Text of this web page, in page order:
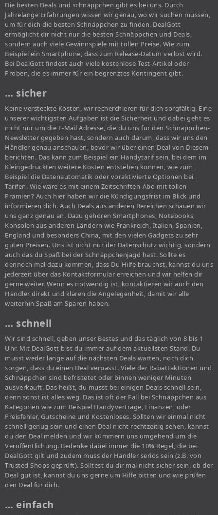
Die besten Deals und schnäppchen gibt es bei uns. Durch
Jahrelange Erfahrungen wissen wir genau, wo wir suchen müssen,
um für dich die besten Schnäppchen zu finden. DealGott
ermöglicht dir nicht nur die besten Schnäppchen und Deals,
sondern auch viele Gewinnspiele mit tollen Preise. Wie zum
Beispiel ein Smartphone, dass zum Release-Datum verlost wird.
Bei DealGott findest auch viele kostenlose Test-Artikel oder
Proben, die es immer für ein begrenztes Kontingent gibt.
… sicher
Keine versteckte Kosten, wir recherchieren für dich sorgfältig. Eine
unserer wichtigsten Aufgaben ist die Sicherheit und dabei geht es
nicht nur um die E-Mail Adresse, die du uns für den Schnäppchen-
Newsletter gegeben hast, sondern auch darum, dass wir uns den
Händler genau anschauen, bevor wir über einen Deal von Diesem
berichten. Das kann zum Beispiel ein Handytarif sein, bei dem im
Kleingedruckten weitere Kosten entstehen können, wie zum
Beispiel die Datenautomatik oder voraktivierte Optionen bei
Tarifen. Wie wäre es mit einem Zeitschriften-Abo mit tollen
Prämien? Auch hier haben wir die Kündigungsfrist im Blick und
informieren dich. Auch Deals aus anderen Bereichen schauen wir
uns ganz genau an. Dazu gehören Smartphones, Notebooks,
Konsolen aus anderen Ländern wie Frankreich, Italien, Spanien,
England und besonders China, mit den vielen Gadgets zu sehr
guten Preisen. Uns ist nicht nur der Datenschutz wichtig, sondern
auch das du Spaß bei der Schnäppchenjagd hast. Sollte es
dennoch mal dazu kommen, dass Du Hilfe brauchst, kannst du uns
jederzeit über das Kontaktformular erreichen und wir helfen dir
gerne weiter. Wenn es notwendig ist, kontaktieren wir auch den
Händler direkt und klären die Angelegenheit, damit wir alle
weiterhin Spaß am Sparen haben.
… schnell
Wir sind schnell, geben unser Bestes und das täglich von 8 bis 1
Uhr. Mit DealGott bist du immer auf dem aktuellsten Stand. Du
musst weder lange auf die nächsten Deals warten, noch dich
sorgen, dass du einen Deal verpasst. Viele der Rabattaktionen und
Schnäppchen sind befristetet oder binnen weniger Minuten
ausverkauft. Das heißt, du musst bei einigen Deals schnell sein,
denn sonst ist alles weg. Das ist oft der Fall bei Schnäppchen aus
Kategorien wie zum Beispiel Handyverträge, Finanzen, oder
Preisfehler, Gutscheine und Kostenloses. Sollten wir einmal nicht
schnell genug sein und einen Deal nicht rechtzeitig sehen, kannst
du den Deal melden und wir kümmern uns umgehend um die
Veröffentlichung. Bedenke dabei immer die 10% Regel, die bei
DealGott gilt und zudem muss der Händler seriös sein (z.B. von
Trusted Shops geprüft). Solltest du dir mal nicht sicher sein, ob der
Deal gut ist, kannst du uns gerne um Hilfe bitten und wie prüfen
den Deal für dich.
… einfach